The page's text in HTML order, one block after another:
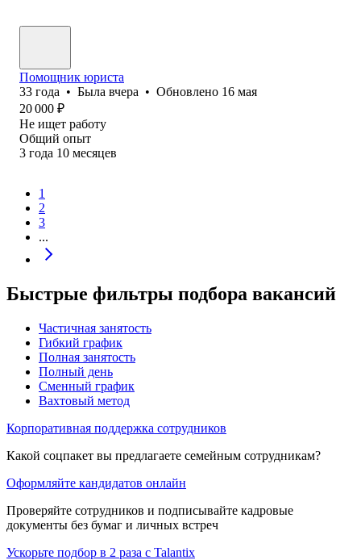
Помощник юриста
33 года • Была вчера • Обновлено 16 мая
20 000 ₽
Не ищет работу
Общий опыт
3 года 10 месяцев
1
2
3
...
Быстрые фильтры подбора вакансий
Частичная занятость
Гибкий график
Полная занятость
Полный день
Сменный график
Вахтовый метод
Корпоративная поддержка сотрудников
Какой соцпакет вы предлагаете семейным сотрудникам?
Оформляйте кандидатов онлайн
Проверяйте сотрудников и подписывайте кадровые
документы без бумаг и личных встреч
Ускорьте подбор в 2 раза с Talantix